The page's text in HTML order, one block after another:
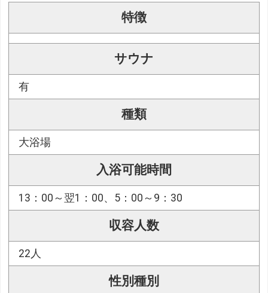
特徴
サウナ
有
種類
大浴場
入浴可能時間
13：00～翌1：00、5：00～9：30
収容人数
22人
性別種別